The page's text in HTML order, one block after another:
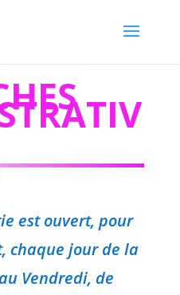
est ouvert, pour
chaque jour de la
Vendredi, de